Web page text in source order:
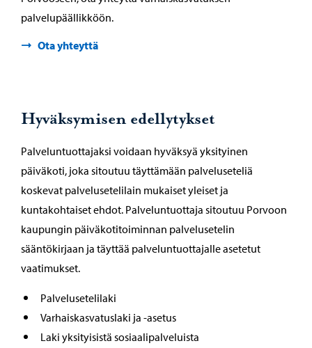
palvelupäällikköön.
Ota yhteyttä
Hyväksymisen edellytykset
Palveluntuottajaksi voidaan hyväksyä yksityinen
päiväkoti, joka sitoutuu täyttämään palveluseteliä
koskevat palvelusetelilain mukaiset yleiset ja
kuntakohtaiset ehdot. Palveluntuottaja sitoutuu Porvoon
kaupungin päiväkotitoiminnan palvelusetelin
sääntökirjaan ja täyttää palveluntuottajalle asetetut
vaatimukset.
Palvelusetelilaki
Varhaiskasvatuslaki ja -asetus
Laki yksityisistä sosiaalipalveluista